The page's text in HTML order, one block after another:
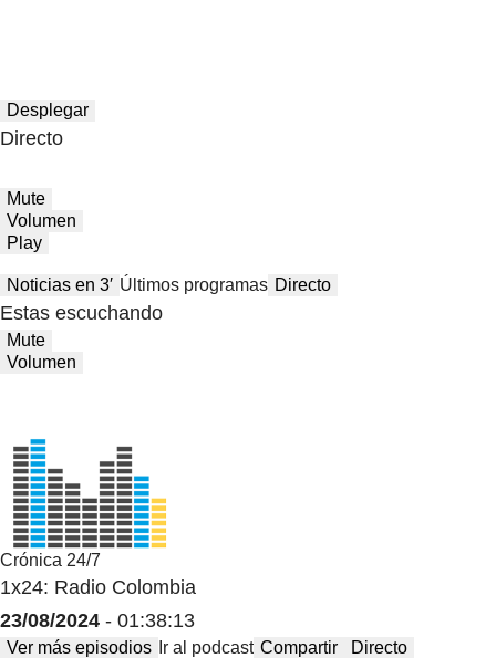
Desplegar
Directo
Mute
Volumen
Play
Noticias en 3′ Últimos programas Directo
Estas escuchando
Mute
Volumen
Crónica 24/7
1x24: Radio Colombia
23/08/2024 - 01:38:13
Ver más episodios Ir al podcast Compartir Directo